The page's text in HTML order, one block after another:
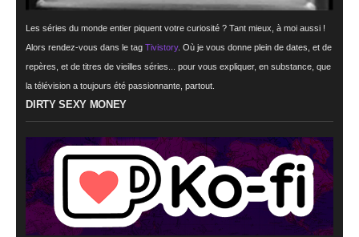
Les séries du monde entier piquent votre curiosité ? Tant mieux, à moi aussi !
Alors rendez-vous dans le tagTivistory. Où je vous donne plein de dates, et de
repères, et de titres de vieilles séries... pour vous expliquer, en substance, que
la télévision a toujours été passionnante, partout.
DIRTY SEXY MONEY